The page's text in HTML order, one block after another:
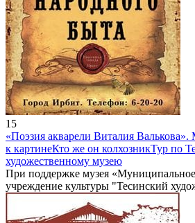
15
«Поэзия акварели Виталия Валькова».
к картинеКто же он колхозникТур по
художественному музею
При поддержке музея
учреждение культуры "Тесинский